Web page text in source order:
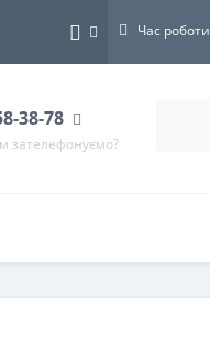
Час роботи
38-78
зателефонуємо?